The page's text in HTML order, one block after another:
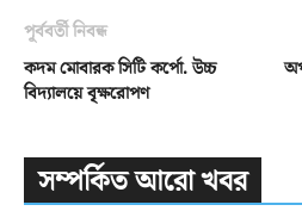
পূর্ববর্তী নিবন্ধ
কদম মোবারক সিটি কর্পো. উচ্চ
বিদ্যালয়ে বৃক্ষরোপণ
সম্পর্কিত আরো খবর